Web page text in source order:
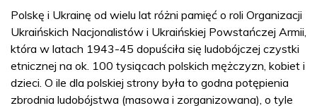
Polskę i Ukrainę od wielu lat różni pamięć o roli Organizacji
Ukraińskich Nacjonalistów i Ukraińskiej Powstańczej Armii,
która w latach 1943-45 dopuściła się ludobójczej czystki
etnicznej na ok. 100 tysiącach polskich mężczyzn, kobiet i
dzieci. O ile dla polskiej strony była to godna potępienia
zbrodnia ludobójstwa (masowa i zorganizowana), o tyle